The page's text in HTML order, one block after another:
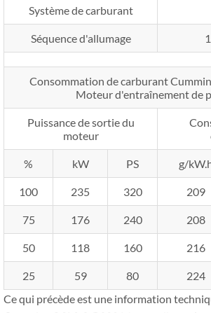
Système de carburant
Séquence d'allumage
Consommation de carburant
Moteur d'entraînement de
Puissance de sortie du
moteur
% kW PS g/
100 235 320 209
75 176 240 208
50 118 160 216
25 59 80 224
Ce qui précède est une information